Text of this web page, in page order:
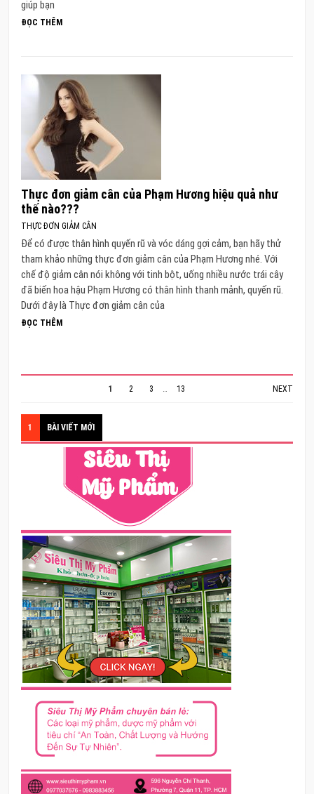
giúp bạn
ĐỌC THÊM
Thực đơn giảm cân của Phạm Hương hiệu quả như
thế nào???
THỰC ĐƠN GIẢM CÂN
Để có được thân hình quyến rũ và vóc dáng gợi cảm, bạn hãy thử
tham khảo những thực đơn giảm cân của Phạm Hương nhé. Với
chế độ giảm cân nói không với tinh bột, uống nhiều nước trái cây
đã biến hoa hậu Phạm Hương có thân hình thanh mảnh, quyến rũ.
Dưới đây là Thực đơn giảm cân của
ĐỌC THÊM
1 2 3 … 13 NEXT
1 BÀI VIẾT MỚI